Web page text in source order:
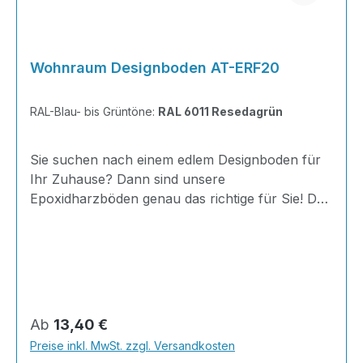
Wohnraum Designboden AT-ERF20
RAL-Blau- bis Grüntöne: RAL 6011 Resedagrün
Sie suchen nach einem edlem Designboden für
Ihr Zuhause? Dann sind unsere
Epoxidharzböden genau das richtige für Sie! Der
Beschichtung geeignet.Dank unserer großen
Farbauswahl ist für jeden was dabei - auch
Farbkombinationen sind möglich.Von edlen
Regulärer Preis:
Ab 13,40 €
Preise inkl. MwSt. zzgl. Versandkosten